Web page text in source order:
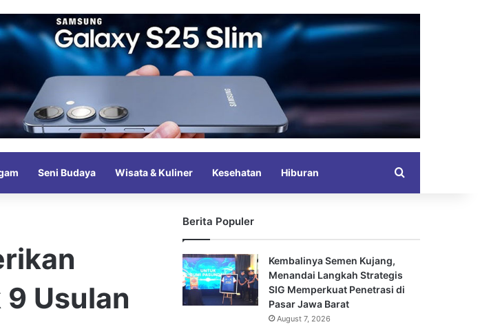
Seni Budaya Wisata & Kuliner Kesehatan Hiburan
9 Usulan
Berita Populer
Kembalinya Semen Kujang,
Menandai Langkah Strategis
SIG Memperkuat Penetrasi di
Pasar Jawa Barat
August 7, 2026